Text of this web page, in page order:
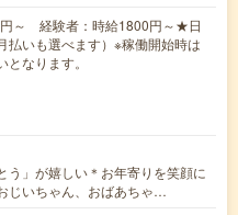
～ 経験者：時給1800円～★日
払いも選べます）※稼働開始時は
なります。
う」が嬉しい＊お年寄りを笑顔に
じいちゃん、おばあちゃ…